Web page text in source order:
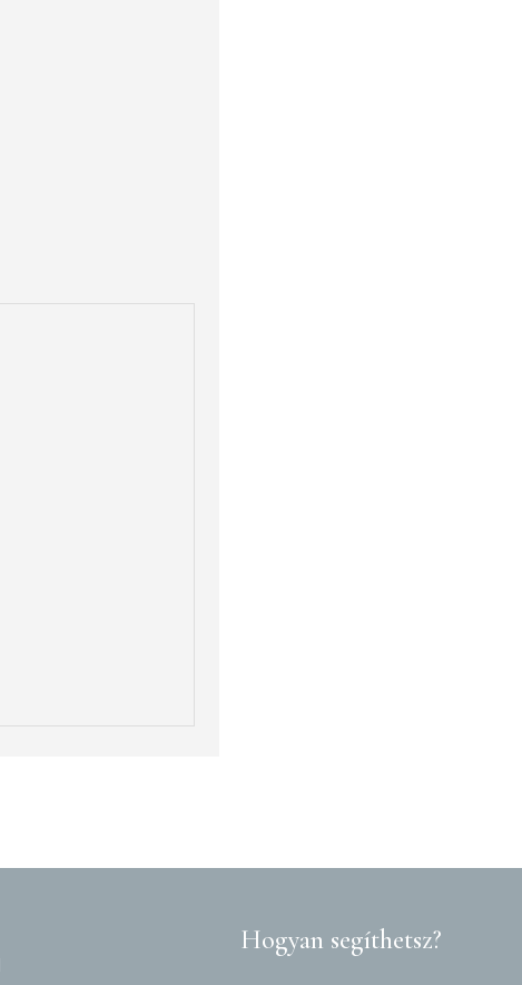
Hogyan segíthetsz?